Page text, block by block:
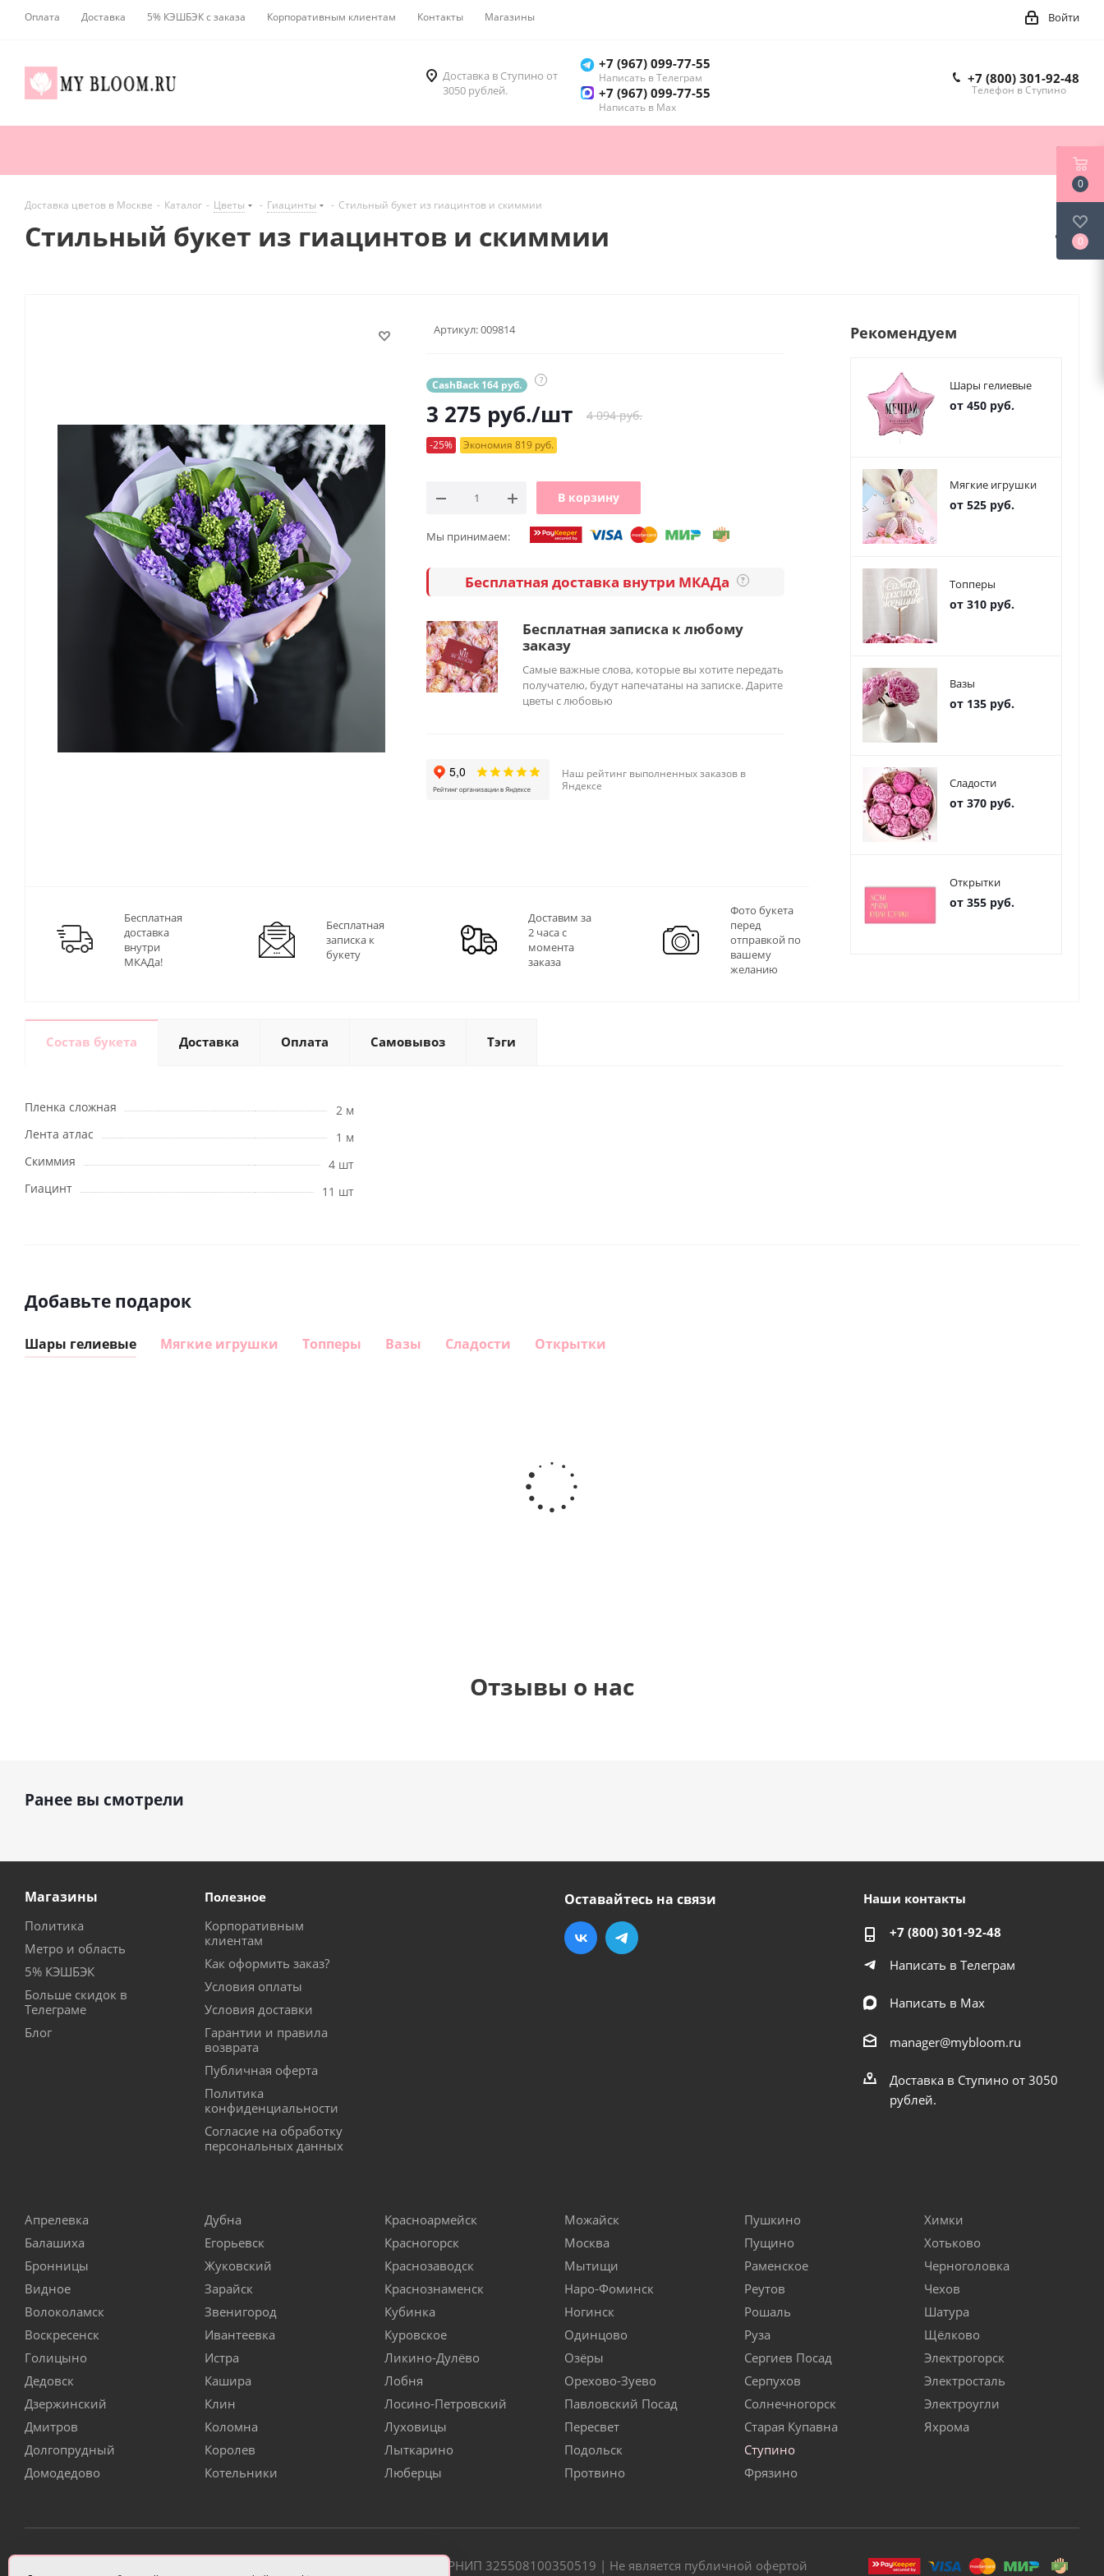
Оплата Доставка 5% КЭШБЭК с заказа Корпоративным клиентам Контакты Магазины Войти
Доставка в Ступино от
3050 рублей.
+7 (967) 099-77-55
Написать в Телеграм
+7 (967) 099-77-55
Написать в Мах
+7 (800) 301-92-48
Телефон в Ступино
Доставка цветов в Москве - Каталог - Цветы - Гиацинты - Стильный букет из гиацинтов и скиммии
Стильный букет из гиацинтов и скиммии
Артикул:009814
CashBack 164 руб. ?
3 275 руб./шт 4 094 руб.
-25% Экономия 819 руб.
В корзину
Мы принимаем:
Бесплатная доставка внутри МКАДа ?
Бесплатная записка к любому
заказу
Самые важные слова, которые вы хотите передать
получателю, будут напечатаны на записке. Дарите
цветы с любовью
Наш рейтинг выполненных заказов в
Яндексе
Бесплатная
доставка
внутри
МКАДа!
Бесплатная
записка к
букету
Доставим за
2 часа с
момента
заказа
Фото букета
перед
отправкой по
вашему
желанию
Рекомендуем
Шары гелиевые
от 450 руб.
Мягкие игрушки
от 525 руб.
Топперы
от 310 руб.
Вазы
от 135 руб.
Сладости
от 370 руб.
Открытки
от 355 руб.
Состав букета Доставка Оплата Самовывоз Тэги
Пленка сложная
2 м
Лента атлас
1 м
Скиммия
4 шт
Гиацинт
11 шт
Добавьте подарок
Шары гелиевые Мягкие игрушки Топперы Вазы Сладости Открытки
круг,
Happy
Birthday
Отзывы о нас
Ранее вы смотрели
Магазины
Политика
Метро и область
5% КЭШБЭК
Больше скидок в
Телеграме
Блог
Полезное
Корпоративным
клиентам
Как оформить заказ?
Условия оплаты
Условия доставки
Гарантии и правила
возврата
Публичная оферта
Политика
конфиденциальности
Согласие на обработку
персональных данных
Оставайтесь на связи Наши контакты
+7 (800) 301-92-48
Написать в Телеграм
Написать в Мах
manager@mybloom.ru
Доставка в Ступино от 3050
рублей.
Апрелевка
Балашиха
Бронницы
Видное
Волоколамск
Воскресенск
Голицыно
Дедовск
Дзержинский
Дмитров
Долгопрудный
Домодедово
Дубна
Егорьевск
Жуковский
Зарайск
Звенигород
Ивантеевка
Истра
Кашира
Клин
Коломна
Королев
Котельники
Красноармейск
Красногорск
Краснозаводск
Краснознаменск
Кубинка
Куровское
Ликино-Дулёво
Лобня
Лосино-Петровский
Луховицы
Лыткарино
Люберцы
Можайск
Москва
Мытищи
Наро-Фоминск
Ногинск
Одинцово
Озёры
Орехово-Зуево
Павловский Посад
Пересвет
Подольск
Протвино
Пушкино
Пущино
Раменское
Реутов
Рошаль
Руза
Сергиев Посад
Серпухов
Солнечногорск
Старая Купавна
Ступино
Фрязино
Химки
Хотьково
Черноголовка
Чехов
Шатура
Щёлково
Электрогорск
Электросталь
Электроугли
Яхрома
ИП Чулкова Анастасия Александровна ИНН 331405822720 | ОГРН/ОГРНИП 325508100350519 | Не является публичной офертой
0
0